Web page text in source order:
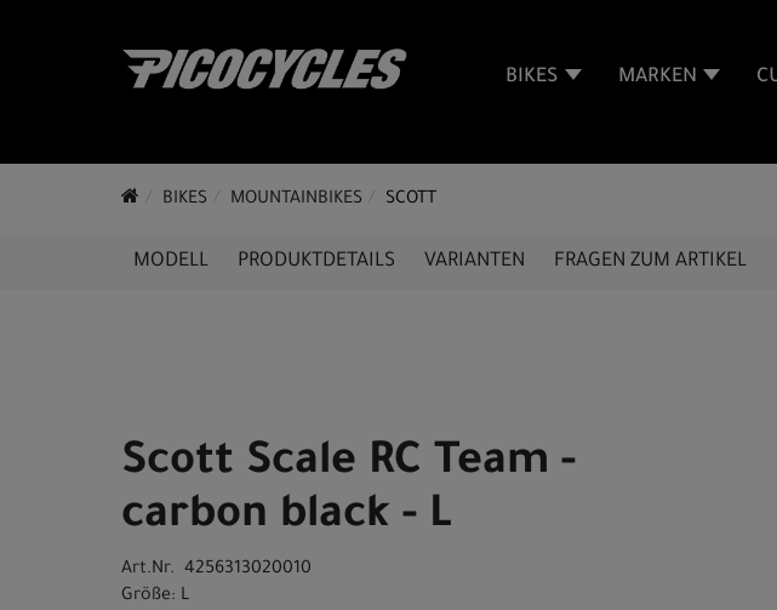
BIKES MARKEN
BIKES MOUNTAINBIKES SCOTT
MODELL PRODUKTDETAILS VARIANTEN FRAGEN ZUM ARTIKEL
Scott Scale RC Team -
carbon black - L
Art.Nr. 4256313020010
Größe: L